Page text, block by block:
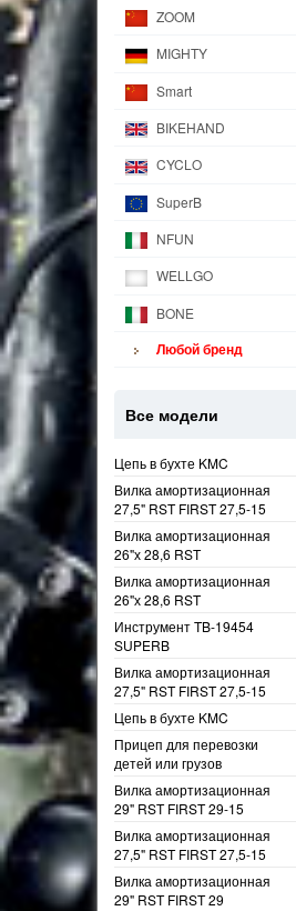
ZOOM
MIGHTY
Smart
BIKEHAND
CYCLO
SuperB
NFUN
WELLGO
BONE
Любой бренд
Все модели
Цепь в бухте KMC
Вилка амортизационная
27,5" RST FIRST 27,5-15
Вилка амортизационная
26"х 28,6 RST
Вилка амортизационная
26"х 28,6 RST
Инструмент TB-19454
SUPERB
Вилка амортизационная
27,5" RST FIRST 27,5-15
Цепь в бухте KMC
Прицеп для перевозки
детей или грузов
Вилка амортизационная
29" RST FIRST 29-15
Вилка амортизационная
27,5" RST FIRST 27,5-15
Вилка амортизационная
29" RST FIRST 29